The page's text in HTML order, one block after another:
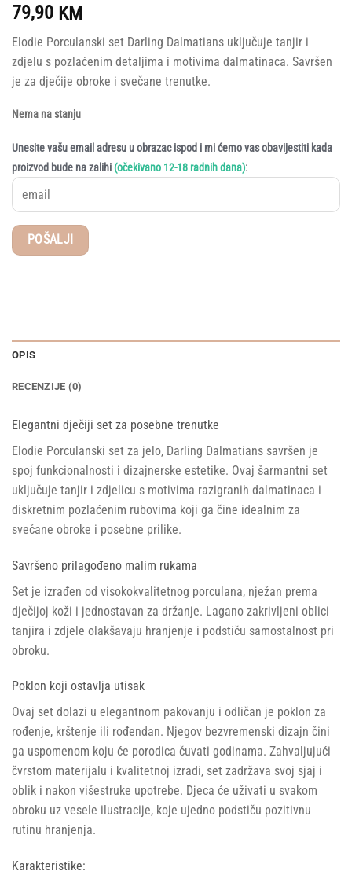
79,90 KM
Elodie Porculanski set Darling Dalmatians uključuje tanjir i
zdjelu s pozlaćenim detaljima i motivima dalmatinaca. Savršen
je za dječije obroke i svečane trenutke.
Nema na stanju
Unesite vašu email adresu u obrazac ispod i mi ćemo vas obavijestiti kada
proizvod bude na zalihi (očekivano 12-18 radnih dana):
OPIS
RECENZIJE (0)
Elegantni dječiji set za posebne trenutke
Elodie Porculanski set za jelo, Darling Dalmatians savršen je
spoj funkcionalnosti i dizajnerske estetike. Ovaj šarmantni set
uključuje tanjir i zdjelicu s motivima razigranih dalmatinaca i
diskretnim pozlaćenim rubovima koji ga čine idealnim za
svečane obroke i posebne prilike.
Savršeno prilagođeno malim rukama
Set je izrađen od visokokvalitetnog porculana, nježan prema
dječijoj koži i jednostavan za držanje. Lagano zakrivljeni oblici
tanjira i zdjele olakšavaju hranjenje i podstiču samostalnost pri
obroku.
Poklon koji ostavlja utisak
Ovaj set dolazi u elegantnom pakovanju i odličan je poklon za
rođenje, krštenje ili rođendan. Njegov bezvremenski dizajn čini
ga uspomenom koju će porodica čuvati godinama. Zahvaljujući
čvrstom materijalu i kvalitetnoj izradi, set zadržava svoj sjaj i
oblik i nakon višestruke upotrebe. Djeca će uživati u svakom
obroku uz vesele ilustracije, koje ujedno podstiču pozitivnu
rutinu hranjenja.
Karakteristike: